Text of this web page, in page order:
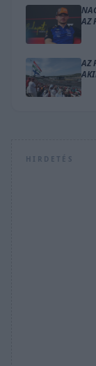
AZ
AZ
HIRDETÉS